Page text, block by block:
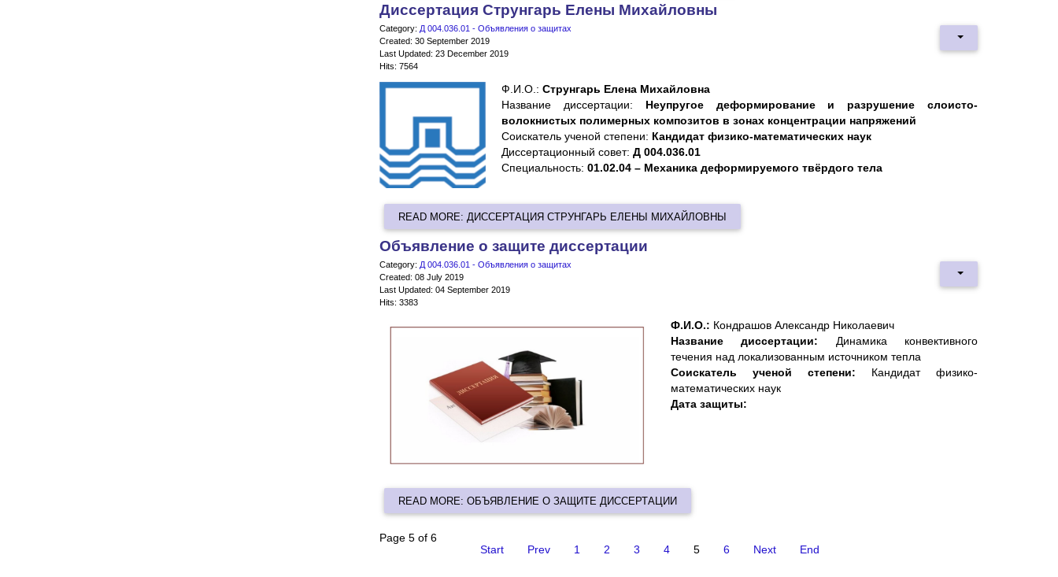
Диссертация Струнгарь Елены Михайловны
Category: Д 004.036.01 - Объявления о защитах
Created: 30 September 2019
Last Updated: 23 December 2019
Hits: 7564
Ф.И.О.: Струнгарь Елена Михайловна
Название диссертации: Неупругое деформирование и разрушение слоисто-
волокнистых полимерных композитов в зонах концентрации напряжений
Cоискатель ученой степени: Кандидат физико-математических наук
Диссертационный совет: Д 004.036.01
Специальность: 01.02.04 – Механика деформируемого твёрдого тела
READ MORE: ДИССЕРТАЦИЯ СТРУНГАРЬ ЕЛЕНЫ МИХАЙЛОВНЫ
Объявление о защите диссертации
Category: Д 004.036.01 - Объявления о защитах
Created: 08 July 2019
Last Updated: 04 September 2019
Hits: 3383
Ф.И.О.: Кондрашов Александр Николаевич
Название диссертации: Динамика конвективного
течения над локализованным источником тепла
Cоискатель ученой степени: Кандидат физико-
математических наук
Дата защиты:
READ MORE: ОБЪЯВЛЕНИЕ О ЗАЩИТЕ ДИССЕРТАЦИИ
Page 5 of 6
Start
Prev 1 2 3 4 5 6 Next End